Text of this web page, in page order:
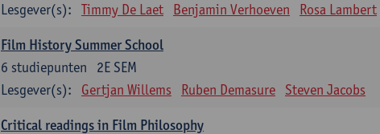
Lesgever(s):
Timmy De Laet Benjamin Verhoeven Rosa Lambert
Film History Summer School
2E SEM
6 studiepunten
Lesgever(s):
Gertjan Willems Ruben Demasure Steven Jacobs
Critical readings in Film Philosophy